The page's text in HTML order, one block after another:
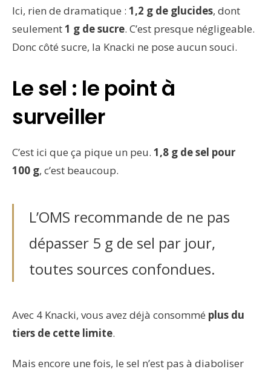
Ici, rien de dramatique : 1,2 g de glucides, dont
seulement1 g de sucre. C’est presque négligeable.
Donc côté sucre, la Knacki ne pose aucun souci.
Le sel : le point à
surveiller
C’est ici que ça pique un peu. 1,8 g de sel pour
100 g, c’est beaucoup.
L’OMS recommande de ne pas
dépasser 5 g de sel par jour,
toutes sources confondues.
Avec 4 Knacki, vous avez déjà consommé plus du
tiers de cette limite.
Mais encore une fois, le sel n’est pas à diaboliser